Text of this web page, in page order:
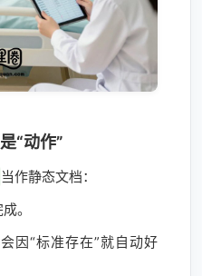
“动作”
当作静态文档：
。
因“标准存在”就自动好